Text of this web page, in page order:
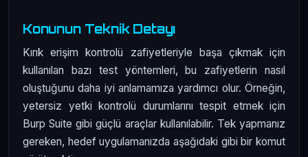
Konunun Teknik Detayı
Kırık erişim kontrolü zafiyetleriyle başa çıkmak için
kullanılan bazı test yöntemleri, bu zafiyetlerin nasıl
oluştuğunu daha iyi anlamamıza yardımcı olur. Örneğin,
yetersiz yetki kontrolü durumlarını tespit etmek için
Burp Suite gibi güçlü araçlar kullanılabilir. Tek yapmanız
gereken, hedef uygulamanızda aşağıdaki gibi bir komut